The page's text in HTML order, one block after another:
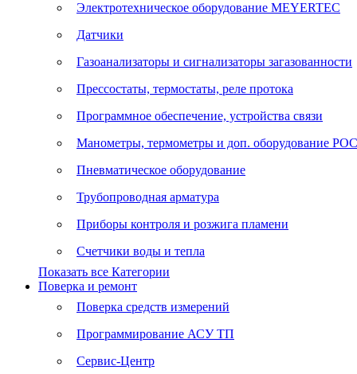
Электротехническое оборудование MEYERTEC
Датчики
Газоанализаторы и сигнализаторы загазованности
Прессостаты, термостаты, реле протока
Программное обеспечение, устройства связи
Манометры, термометры и доп. оборудование
Пневматическое оборудование
Трубопроводная арматура
Приборы контроля и розжига пламени
Счетчики воды и тепла
Показать все Категории
Поверка и ремонт
Поверка средств измерений
Программирование АСУ ТП
Сервис-Центр